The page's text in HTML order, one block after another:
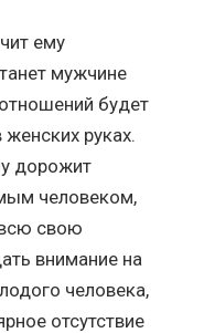
ему
мужчине
будет
руках.
дорожит
человеком,
свою
внимание на
человека,
отсутствие